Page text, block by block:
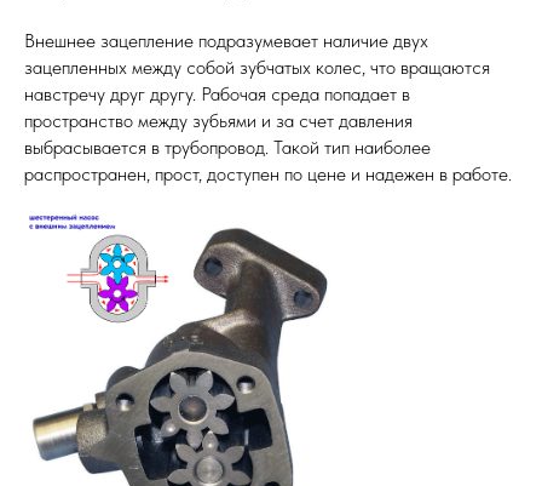
Внешнее зацепление подразумевает наличие двух
зацепленных между собой зубчатых колес, что вращаются
навстречу друг другу. Рабочая среда попадает в
пространство между зубьями и за счет давления
выбрасывается в трубопровод. Такой тип наиболее
распространен, прост, доступен по цене и надежен в работе.